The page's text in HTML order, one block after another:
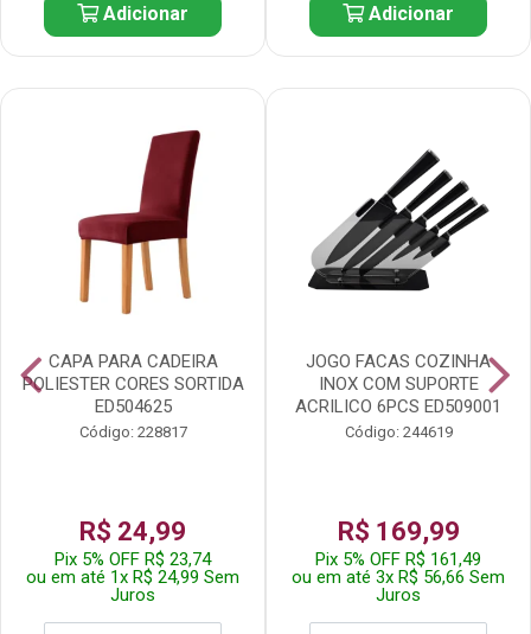
Adicionar Adicionar
CAPA PARA CADEIRA
POLIESTER CORES SORTIDA
ED504625
Código: 228817
R$ 24,99
Pix 5% OFF R$ 23,74
ou em até 1x R$ 24,99 Sem
Juros
JOGO FACAS COZINHA
INOX COM SUPORTE
ACRILICO 6PCS ED509001
Código: 244619
R$ 169,99
Pix 5% OFF R$ 161,49
ou em até 3x R$ 56,66 Sem
Juros